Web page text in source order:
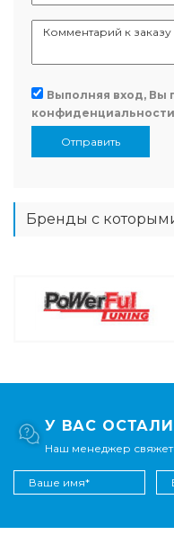
Выполняя вход, Вы
конфиденциальности
Отправить
Бренды с
У ВАС
Наш менеджер